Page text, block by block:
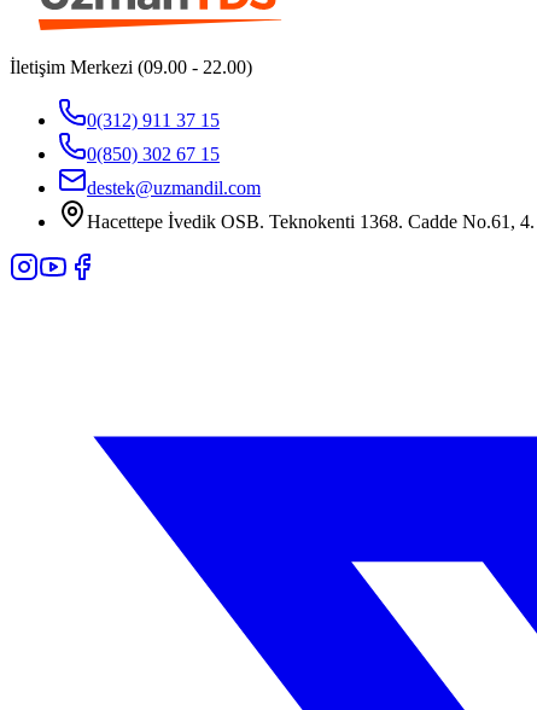
İletişim Merkezi (09.00 - 22.00)
0(312) 911 37 15
0(850) 302 67 15
destek@uzmandil.com
Hacettepe İvedik OSB. Teknokenti 1368. Cadde No.61,